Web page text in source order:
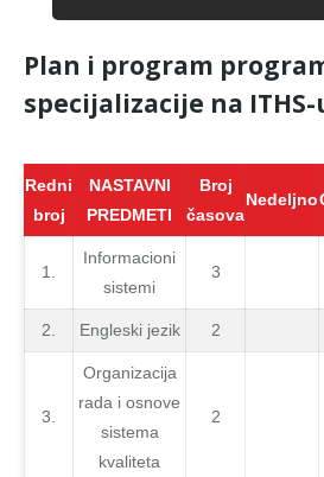
Plan i program
specijalizacije na ITHS-
Redni
broj
NASTAVNI
PREDMETI
Broj
časova
Nedeljno
1.
Informacioni
sistemi
3
2. Engleski jezik 2
3.
Organizacija
rada i osnove
sistema
kvaliteta
2